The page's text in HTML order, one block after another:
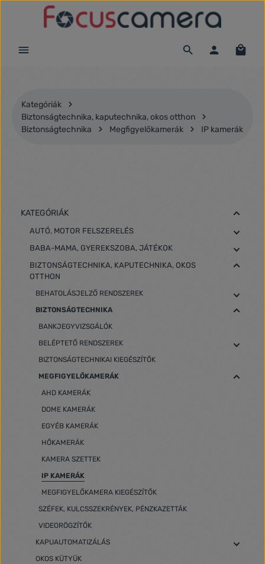
Ugrás a fő tartalomra
Kategóriák
Biztonságtechnika, kaputechnika, okos otthon
Biztonságtechnika
Megfigyelőkamerák IP kamerák
KATEGÓRIÁK
AUTÓ, MOTOR FELSZERELÉS
BABA-MAMA, GYEREKSZOBA, JÁTÉKOK
BIZTONSÁGTECHNIKA, KAPUTECHNIKA, OKOS
OTTHON
BEHATOLÁSJELZŐ RENDSZEREK
BIZTONSÁGTECHNIKA
BANKJEGYVIZSGÁLÓK
BELÉPTETŐ RENDSZEREK
BIZTONSÁGTECHNIKAI KIEGÉSZÍTŐK
MEGFIGYELŐKAMERÁK
AHD KAMERÁK
DOME KAMERÁK
EGYÉB KAMERÁK
HŐKAMERÁK
KAMERA SZETTEK
IP KAMERÁK
MEGFIGYELŐKAMERA KIEGÉSZÍTŐK
SZÉFEK, KULCSSZEKRÉNYEK, PÉNZKAZETTÁK
VIDEORÖGZÍTŐK
KAPUAUTOMATIZÁLÁS
OKOS KÜTYÜK